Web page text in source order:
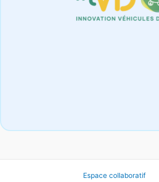
Espace collaboratif